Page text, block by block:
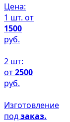
Цена:
1 шт. от
1500
руб.
2 шт:
от2500
руб.
Изготовление
подзаказ.